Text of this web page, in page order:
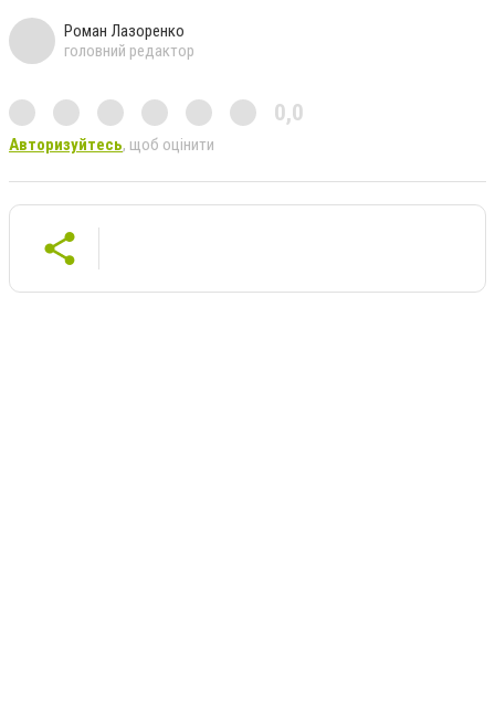
Роман Лазоренко
головний редактор
0,0
Авторизуйтесь, щоб оцінити